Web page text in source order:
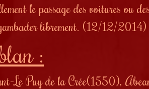
le passage des voitures ou
librement. (12/12/2014)
:
Le Puy de la Crée(1550),